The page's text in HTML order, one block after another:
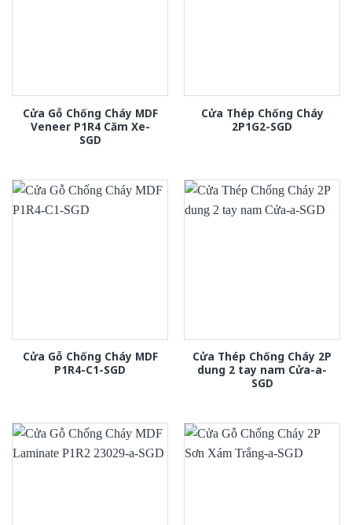
Cửa Gỗ Chống Cháy MDF
Veneer P1R4 Căm Xe-
SGD
Cửa Thép Chống Cháy
2P1G2-SGD
Cửa Gỗ Chống Cháy MDF
P1R4-C1-SGD
Cửa Thép Chống Cháy 2P
dung 2 tay nam Cửa-a-
SGD